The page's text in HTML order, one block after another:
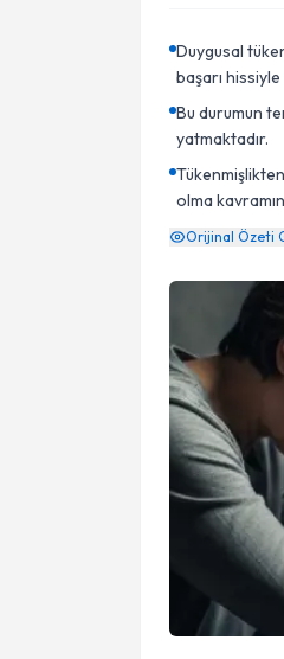
Duygusal
başarı
Bu durumun
yatmaktadır.
olma
Orijinal Özeti